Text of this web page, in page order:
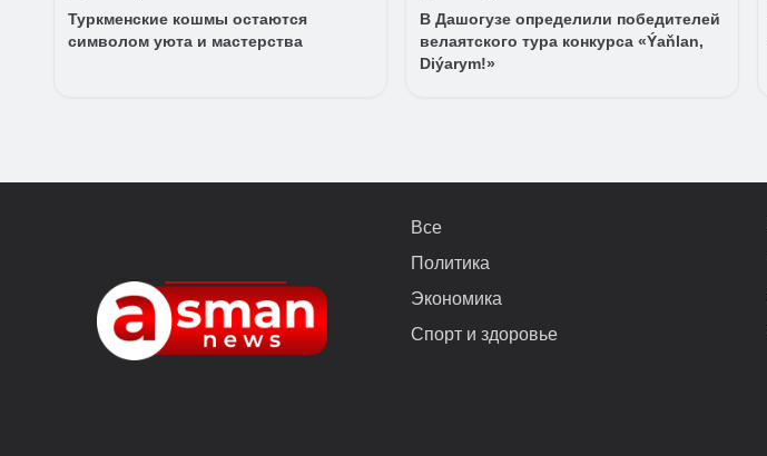
Туркменские кошмы остаются
символом уюта и мастерства
В Дашогузе определили победителей
велаятского тура конкурса «Ýaňlan,
Diýarym!»
Все
Политика
Экономика
Спорт и здоровье